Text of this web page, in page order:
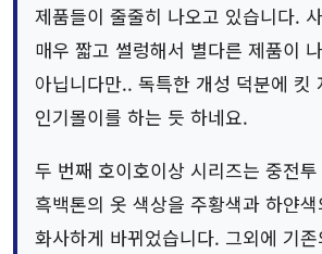
제품들이 줄줄히 나오고 있습니다.
매우 짧고 썰렁해서 별다른 제품이
아닙니다만.. 독특한 개성 덕분에 킷
인기몰이를 하는 듯 하네요.
두 번째 호이호이상 시리즈는 중전
흑백톤의 옷 색상을 주황색과 하얀
화사하게 바뀌었습니다. 그외에 기